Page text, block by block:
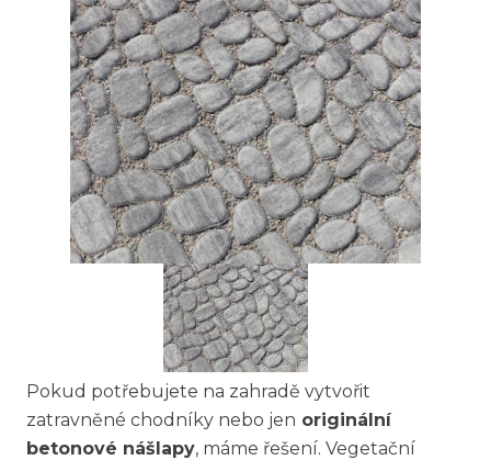
Pokud potřebujete na zahradě vytvořit
zatravněné chodníky nebo jen originální
betonové nášlapy, máme řešení. Vegetační